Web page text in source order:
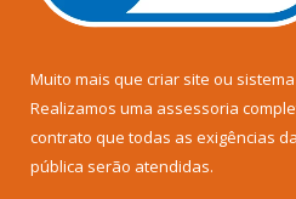
Muito mais que criar site ou
Realizamos uma assessoria
contrato que todas as exigências
pública serão atendidas.